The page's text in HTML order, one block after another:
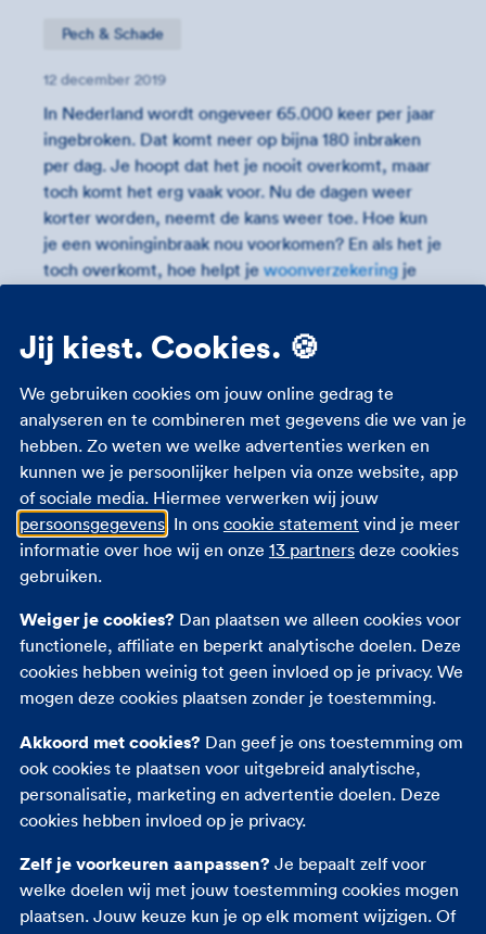
Pech & Schade
12 december 2019
In Nederland wordt ongeveer 65.000 keer per jaar
ingebroken. Dat komt neer op bijna 180 inbraken
per dag. Je hoopt dat het je nooit overkomt, maar
toch komt het erg vaak voor. Nu de dagen weer
korter worden, neemt de kans weer toe. Hoe kun
je een woninginbraak nou voorkomen? En als het je
toch overkomt, hoe helpt jewoonverzekeringje
Woninginbraak
voorkomen tijdens
wintermaanden
Ongeveer 80% van alle inbraken wordt gepleegd
door een gelegenheidsinbreker. Een
gelegenheidsbreker werkt met klein materiaal,
bijvoorbeeld een schroevendraaier of een tang.
Ziet hij een woning of pand waar zonder al teveel
moeite wat te halen valt? Dan slaat hij zijn slag.
Duurt het te lang om een woning binnen te
Doe de deur op slot
Je deur staat misschien open voor iedereen. Bijna
iedereen, want inbrekers zijn vast niet welkom.
Houd daarom je deuren zoveel mogelijk gesloten
als je er niet bent. Ga je even de stad in of moet je
Jij kiest. Cookies. 🍪
We gebruiken cookies om jouw online gedrag te
analyseren en te combineren met gegevens die we van je
hebben. Zo weten we welke advertenties werken en
kunnen we je persoonlijker helpen via onze website, app
of sociale media. Hiermee verwerken wij jouw
persoonsgegevens. In ons cookie statement vind je meer
informatie over hoe wij en onze 13 partnersdeze cookies
gebruiken.
Weiger je cookies? Dan plaatsen we alleen cookies voor
functionele, affiliate en beperkt analytische doelen. Deze
cookies hebben weinig tot geen invloed op je privacy. We
mogen deze cookies plaatsen zonder je toestemming.
Akkoord met cookies? Dan geef je ons toestemming om
ook cookies te plaatsen voor uitgebreid analytische,
personalisatie, marketing en advertentie doelen. Deze
cookies hebben invloed op je privacy.
Zelf je voorkeuren aanpassen? Je bepaalt zelf voor
welke doelen wij met jouw toestemming cookies mogen
plaatsen. Jouw keuze kun je op elk moment wijzigen. Of